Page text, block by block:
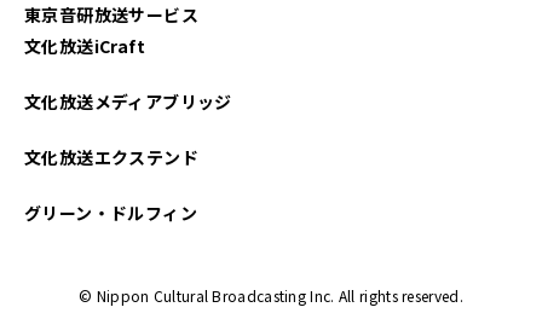
東京音研放送サービス
文化放送iCraft
文化放送メディアブリッジ
文化放送エクステンド
グリーン・ドルフィン
© Nippon Cultural Broadcasting Inc. All rights reserved.